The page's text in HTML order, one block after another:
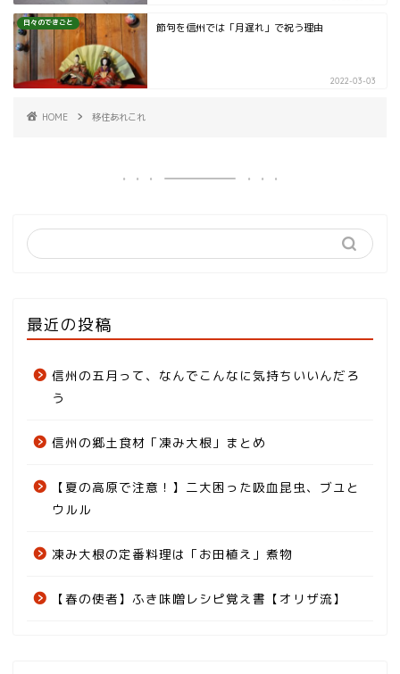
日々のできごと 節句を信州では「月遅れ」で祝う理由
2022-03-03
HOME 移住あれこれ
最近の投稿
信州の五月って、なんでこんなに気持ちいいんだろ
う
信州の郷土食材「凍み大根」まとめ
【夏の高原で注意！】二大困った吸血昆虫、ブユと
ウルル
凍み大根の定番料理は「お田植え」煮物
【春の使者】ふき味噌レシピ覚え書【オリザ流】